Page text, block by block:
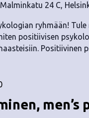
Malminkatu 24 C,
ryhmään!
positiivisen
Positiivinen
men’s